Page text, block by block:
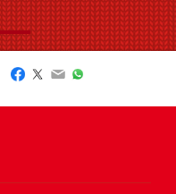
Facebook
Twitter
EmailWhatsApp